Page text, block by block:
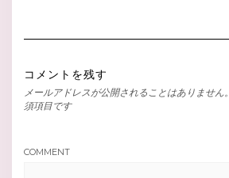
コメントを残す
メールアドレスが公開されることはありません。
須項目です
COMMENT